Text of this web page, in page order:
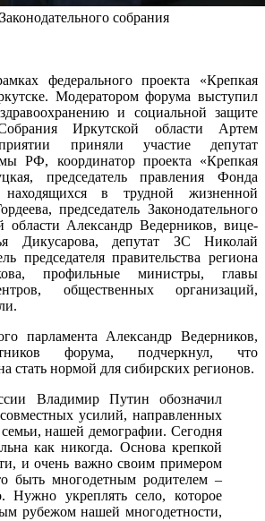
собрания
федерального проекта «Крепкая
Модератором форума выступил
и социальной защите
Собрания Иркутской области Артем
приняли участие депутат
РФ, координатор проекта «Крепкая
председатель правления Фонда
в трудной жизненной
председатель Законодательного
области Александр Ведерников, вице-
Дикусарова, депутат ЗС Николай
председателя правительства региона
профильные министры, главы
общественных организаций,
парламента Александр Ведерников,
форума, подчеркнул, что
стать нормой для сибирских регионов.
Владимир Путин обозначил
усилий, направленных
нашей демографии. Сегодня
как никогда. Основа крепкой
и очень важно своим примером
быть многодетным родителем –
Нужно укреплять село, которое
рубежом нашей многодетности,